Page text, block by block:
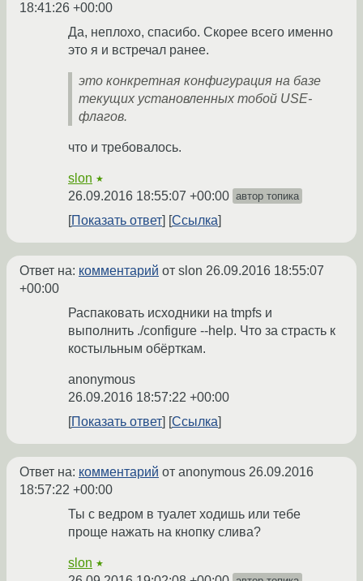
18:41:26 +00:00
Да, неплохо, спасибо. Скорее всего именно
это я и встречал ранее.
это конкретная конфигурация на базе
текущих установленных тобой USE-
флагов.
что и требовалось.
slon ★
26.09.2016 18:55:07 +00:00 автор топика
Показать ответ Ссылка
Ответ на: комментарий от slon 26.09.2016 18:55:07
+00:00
Распаковать исходники на tmpfs и
выполнить ./configure --help. Что за страсть к
костыльным обёрткам.
anonymous
26.09.2016 18:57:22 +00:00
Показать ответ
Ссылка
Ответ на: комментарий от anonymous 26.09.2016
18:57:22 +00:00
Ты с ведром в туалет ходишь или тебе
проще нажать на кнопку слива?
slon ★